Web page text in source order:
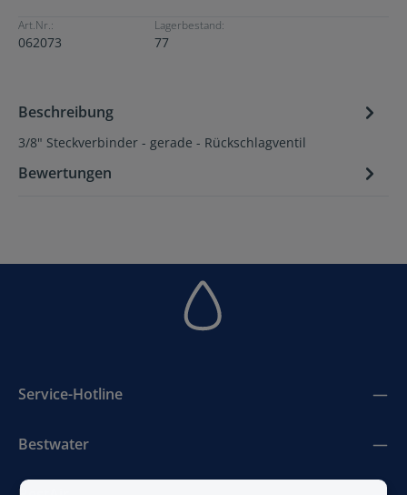
Art.Nr.:
062073
Lagerbestand:
77
Beschreibung
3/8" Steckverbinder - gerade - Rückschlagventil
Bewertungen
Service-Hotline
Bestwater